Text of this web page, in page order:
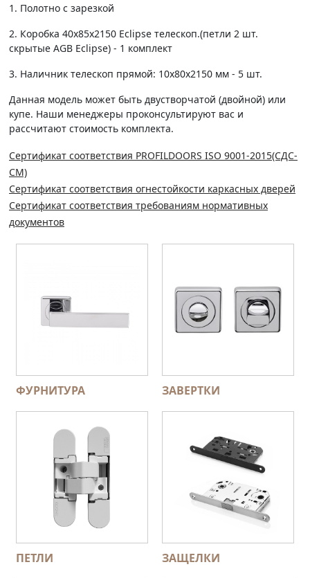
1. Полотно c зарезкой
2. Коробка 40х85х2150 Eclipse телескоп.(петли 2 шт.
скрытые AGB Eclipse) - 1 комплект
3. Наличник телескоп прямой: 10х80х2150 мм - 5 шт.
Данная модель может быть двустворчатой (двойной) или
купе. Наши менеджеры проконсультируют вас и
рассчитают стоимость комплекта.
Сертификат соответствия PROFILDOORS ISO 9001-2015(СДС-
СМ)
Сертификат соответствия огнестойкости каркасных дверей
Сертификат соответствия требованиям нормативных
документов
ФУРНИТУРА ЗАВЕРТКИ
ПЕТЛИ ЗАЩЕЛКИ